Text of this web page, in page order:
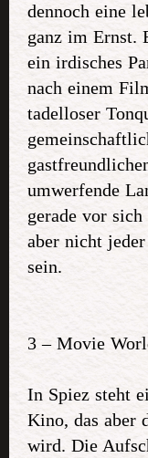
dennoch eine
ganz im Ernst.
ein irdisches
nach einem
tadelloser
umwerfende
gerade vor
aber nicht
sein.
3 – Movie
In Spiez steht
Kino, das aber
wird. Die